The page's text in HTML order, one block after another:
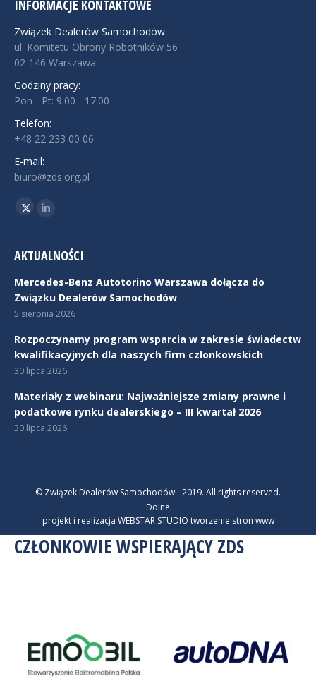
INFORMACJE KONTAKTOWE
Związek Dealerów Samochodów
ul. Komitetu Obrony Robotników 56
02-146 Warszawa
Godziny pracy:
Pon - Pt: 9:00 - 17:00
Telefon:
+48 22 233 00 06
E-mail:
biuro@zds.org.pl
Znajdź nas na:
TwitterLinkedin
AKTUALNOŚCI
Mercedes-Benz Autotorino Warszawa dołącza do
Związku Dealerów Samochodów
5 sierpnia 2026
Rozpoczynamy program wsparcia w zakresie świadectw
kwalifikacyjnych dla naszych firm członkowskich
30 lipca 2026
Materiały z webinaru: Najważniejsze zmiany prawne i
podatkowe rynku dealerskiego – III kwartał 2026
30 lipca 2026
© Związek Dealerów Samochodów - 2019. All rights reserved.
Dolne
projekt i realizacja WEBSTAR STUDIO tworzenie stron www
CZŁONKOWIE WSPIERAJĄCY ZDS